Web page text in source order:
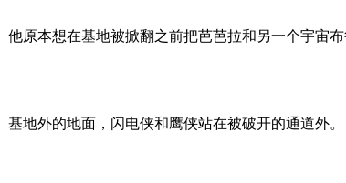
他原本想在基地被掀翻之前把芭芭拉和另一个宇宙
基地外的地面，闪电侠和鹰侠站在被破开的通道外。